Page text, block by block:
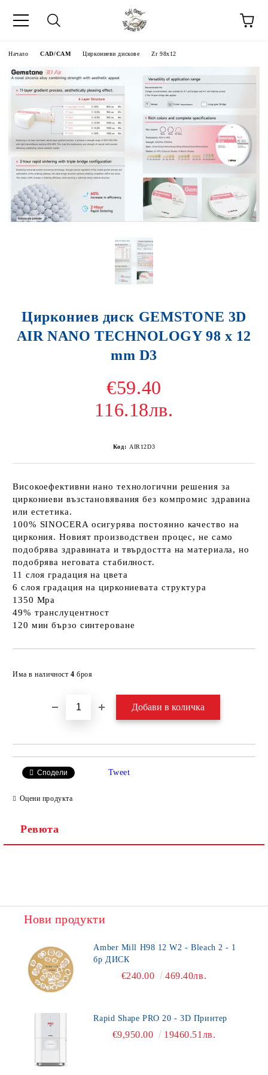
Начало CAD/CAM Циркониеви дискове Zr 98x12
Циркониев диск GEMSTONE 3D
AIR NANO TECHNOLOGY 98 x 12
mm D3
€59.40
116.18лв.
Код: AIR12D3
Високоефективни нано технологични решения за
циркониеви възстановявания без компромис здравина
или естетика.
100% SINOCERA осигурява постоянно качество на
циркония. Новият производствен процес, не само
подобрява здравината и твърдостта на материала, но
подобрява неговата стабилност.
11 слоя градация на цвета
6 слоя градация на циркониевата структура
1350 Mpa
49% транслуцентност
120 мин бързо синтероване
Има в наличност 4 броя
Сподели Tweet
Оцени продукта
Ревюта
Нови продукти
Amber Mill H98 12 W2 - Bleach 2 - 1
бр ДИСК
€240.00 469.40лв.
Rapid Shape PRO 20 - 3D Принтер
€9,950.00 19460.51лв.